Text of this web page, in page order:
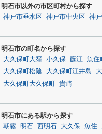
明石市以外の市区町村から探す
神戸市垂水区 神戸市中央区 神
明石市の町名から探す
大久保町大窪 小久保 藤江 魚住
大久保町松陰
大久保町江井島
大久保町大久保町
貴崎
明石市にある駅から探す
朝霧 明石 西明石 大久保 魚住